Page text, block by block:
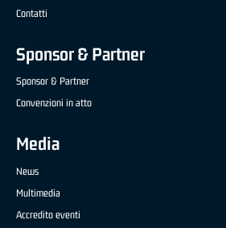
Contatti
Sponsor & Partner
Sponsor & Partner
Convenzioni in atto
Media
News
Multimedia
Accredito eventi